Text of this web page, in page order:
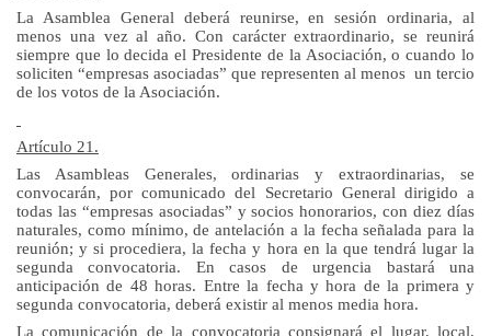
La Asamblea General deberá reunirse, en sesión ordinaria, al
menos una vez al año. Con carácter extraordinario, se reunirá
siempre que lo decida el Presidente de la Asociación, o cuando lo
soliciten “empresas asociadas” que representen al menos un tercio
de los votos de la Asociación.
Artículo 21.
Las Asambleas Generales, ordinarias y extraordinarias, se
convocarán, por comunicado del Secretario General dirigido a
todas las “empresas asociadas” y socios honorarios, con diez días
naturales, como mínimo, de antelación a la fecha señalada para la
reunión; y si procediera, la fecha y hora en la que tendrá lugar la
segunda convocatoria. En casos de urgencia bastará una
anticipación de 48 horas. Entre la fecha y hora de la primera y
segunda convocatoria, deberá existir al menos media hora.
La comunicación de la convocatoria consignará el lugar, local,